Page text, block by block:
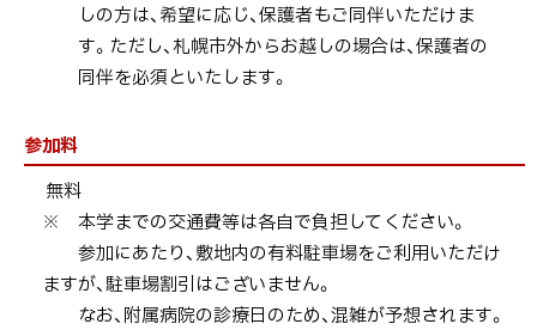
しの方は、希望に応じ、保護者もご同伴いただけま
す。ただし、札幌市外からお越しの場合は、保護者の
同伴を必須といたします。
参加料
無料
※ 本学までの交通費等は各自で負担してください。
参加にあたり、敷地内の有料駐車場をご利用いただけ
ますが、駐車場割引はございません。
なお、附属病院の診療日のため、混雑が予想されます。